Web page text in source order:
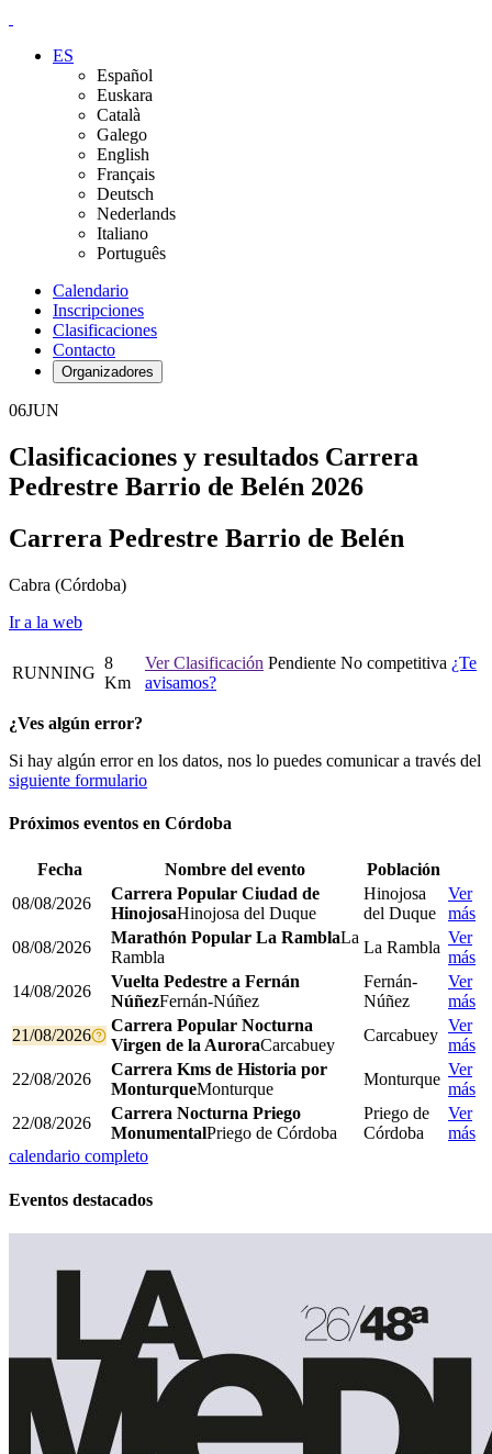
ES
Español
Euskara
Català
Galego
English
Français
Deutsch
Nederlands
Italiano
Português
Calendario
Inscripciones
Clasificaciones
Contacto
Organizadores
06JUN
Clasificaciones y resultados Carrera
Pedrestre Barrio de Belén 2026
Carrera Pedrestre Barrio de Belén
Cabra (Córdoba)
Ir a la web
RUNNING
8
Km
Ver Clasificación Pendiente No competitiva ¿Te
avisamos?
¿Ves algún error?
Si hay algún error en los datos, nos lo puedes comunicar a través del
siguiente formulario
Próximos eventos en Córdoba
Fecha Nombre del evento
Población
08/08/2026
Carrera Popular Ciudad de
HinojosaHinojosa del Duque
Hinojosa
del Duque
Ver
más
08/08/2026
Marathón Popular La RamblaLa
Rambla
La Rambla
Ver
más
14/08/2026
Vuelta Pedestre a Fernán
NúñezFernán-Núñez
Fernán-
Núñez
Ver
más
21/08/2026
Carrera Popular Nocturna
Virgen de la AuroraCarcabuey
Carcabuey
Ver
más
22/08/2026
Carrera Kms de Historia por
MonturqueMonturque
Monturque
Ver
más
22/08/2026
Carrera Nocturna Priego
MonumentalPriego de Córdoba
Priego de
Córdoba
Ver
más
calendario completo
Eventos destacados